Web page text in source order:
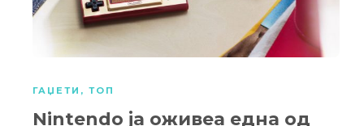
ГАЏЕТИ , ТОП
Nintendo ја оживеа една од